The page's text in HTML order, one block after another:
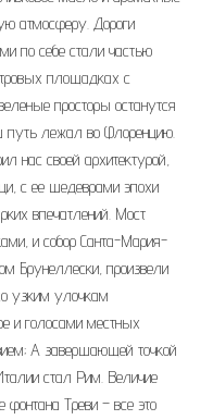
атмосферу. Дороги
по себе стали частью
площадках с
просторы останутся
путь лежал во Флоренцию.
нас своей архитектурой,
с ее шедеврами эпохи
впечатлений. Мост
и собор Санта-Мария-
Брунеллески, произвели
узким улочкам
и голосами местных
А завершающей точкой
стал Рим. Величие
фонтана Треви – все это